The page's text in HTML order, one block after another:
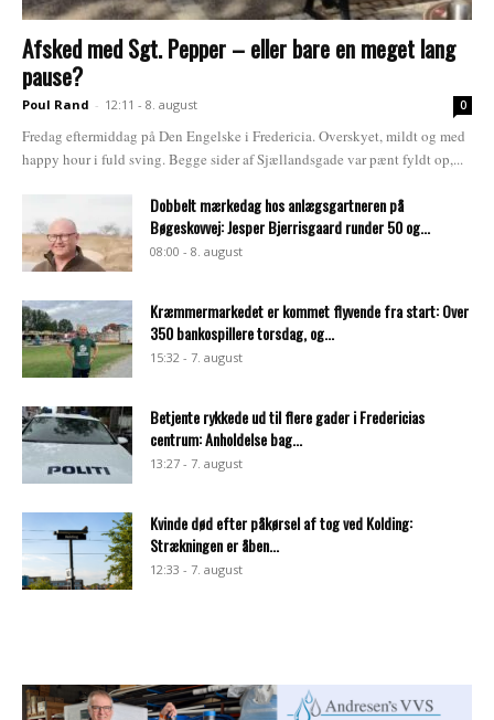
Afsked med Sgt. Pepper – eller bare en meget lang
pause?
Poul Rand - 12:11 - 8. august 0
Fredag eftermiddag på Den Engelske i Fredericia. Overskyet, mildt og med
happy hour i fuld sving. Begge sider af Sjællandsgade var pænt fyldt op,...
Dobbelt mærkedag hos anlægsgartneren på
Bøgeskovvej: Jesper Bjerrisgaard runder 50 og...
08:00 - 8. august
Kræmmermarkedet er kommet flyvende fra start: Over
350 bankospillere torsdag, og...
15:32 - 7. august
Betjente rykkede ud til flere gader i Fredericias
centrum: Anholdelse bag...
13:27 - 7. august
Kvinde død efter påkørsel af tog ved Kolding:
Strækningen er åben...
12:33 - 7. august